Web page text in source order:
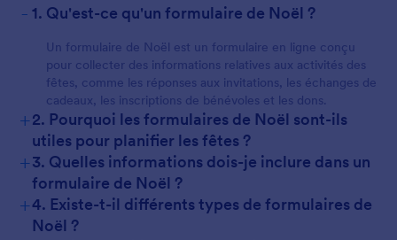
- 1. Qu'est-ce qu'un formulaire de Noël ?
Un formulaire de Noël est un formulaire en ligne conçu
pour collecter des informations relatives aux activités des
fêtes, comme les réponses aux invitations, les échanges de
cadeaux, les inscriptions de bénévoles et les dons.
+2. Pourquoi les formulaires de Noël sont-ils
utiles pour planifier les fêtes ?
+3. Quelles informations dois-je inclure dans un
formulaire de Noël ?
+4. Existe-t-il différents types de formulaires de
Noël ?